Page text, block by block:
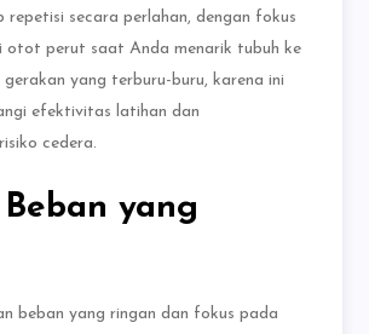
repetisi secara perlahan, dengan fokus
otot perut saat Anda menarik tubuh ke
yang terburu-buru, karena ini
efektivitas latihan dan
cedera.
yang
beban yang ringan dan fokus pada